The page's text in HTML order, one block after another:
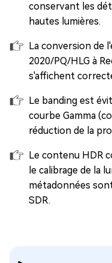
conservant les
hautes lumières.
La conversion de
2020/PQ/HLG à
s'affichent
Le banding est
courbe Gamma
réduction de la
Le contenu HDR
le calibrage de la
métadonnées
SDR.